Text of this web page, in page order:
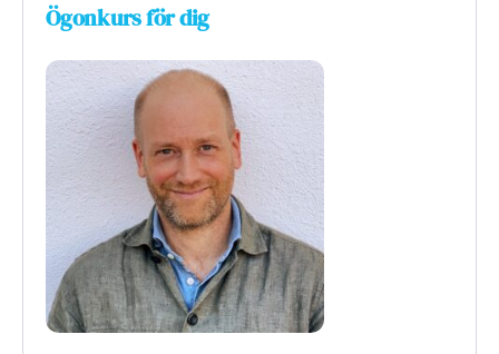
Ögonkurs för dig